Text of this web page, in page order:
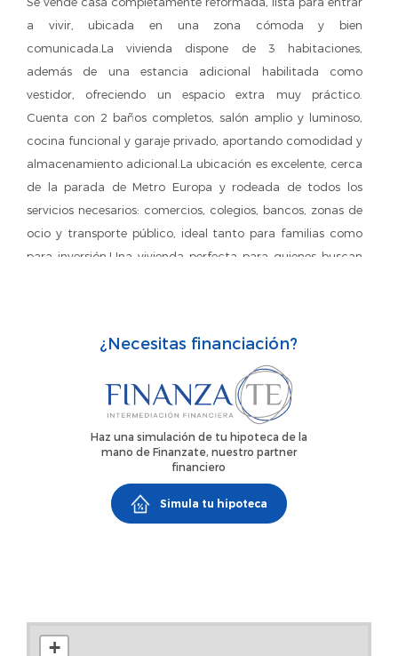
a vivir, ubicada en una zona cómoda y bien
comunicada.La vivienda dispone de 3 habitaciones,
además de una estancia adicional habilitada como
vestidor, ofreciendo un espacio extra muy práctico.
Cuenta con 2 baños completos, salón amplio y luminoso,
cocina funcional y garaje privado, aportando comodidad y
almacenamiento adicional.La ubicación es excelente, cerca
de la parada de Metro Europa y rodeada de todos los
servicios necesarios: comercios, colegios, bancos, zonas de
ocio y transporte público, ideal tanto para familias como
para inversión.Una vivienda perfecta para quienes buscan
¿Necesitas financiación?
Haz una simulación de tu hipoteca de la
mano de Finanzate, nuestro partner
financiero
Simula tu hipoteca
+